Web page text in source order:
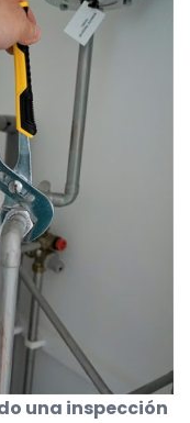
una inspección